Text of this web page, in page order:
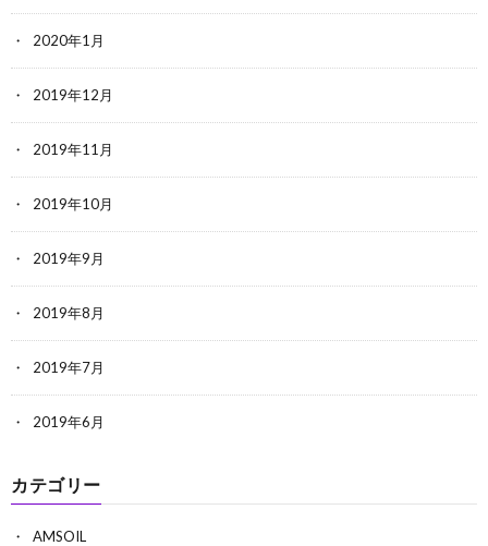
2020年1月
2019年12月
2019年11月
2019年10月
2019年9月
2019年8月
2019年7月
2019年6月
カテゴリー
AMSOIL